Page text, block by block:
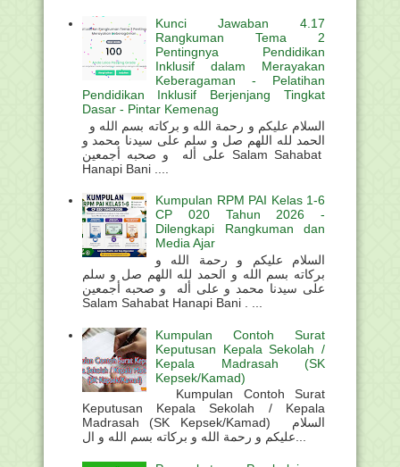
Kunci Jawaban 4.17
Rangkuman Tema 2
Pentingnya Pendidikan
Inklusif dalam Merayakan
Keberagaman - Pelatihan
Pendidikan Inklusif Berjenjang Tingkat
Dasar - Pintar Kemenag
الحمد لله اللهم صل و سلم على سيدنا محمد و
على أله و صحبه أجمعين Salam Sahabat
Hanapi Bani ....
Kumpulan RPM PAI Kelas 1-6
CP 020 Tahun 2026 -
Dilengkapi Rangkuman dan
Media Ajar
السلام عليكم و رحمة الله و
بركاته بسم الله و الحمد لله اللهم صل و سلم
على سيدنا محمد و على أله و صحبه أجمعين
Salam Sahabat Hanapi Bani . ...
Kumpulan Contoh Surat
Keputusan Kepala Sekolah /
Kepala Madrasah (SK
Kepsek/Kamad)
Kumpulan Contoh Surat
Keputusan Kepala Sekolah / Kepala
Madrasah (SK Kepsek/Kamad) السلام
عليكم و رحمة الله و بركاته بسم الله و ال...